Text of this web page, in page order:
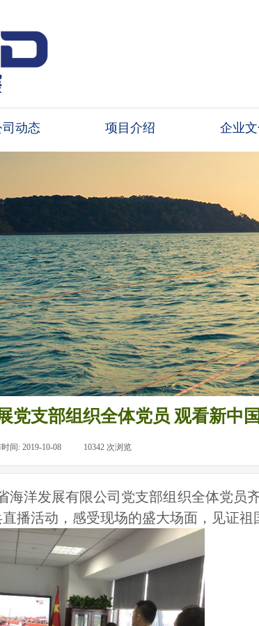
司动态 项目介绍 企业
党支部组织全体党员 观看新中
间: 2019-10-08 10342 次浏览
海洋发展有限公司党支部组织全体党员
播活动，感受现场的盛大场面，见证祖